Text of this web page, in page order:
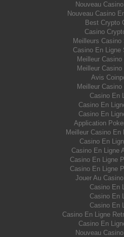
Nouveau
Nouveau Casino
Best Crypto
Casino
Meilleurs Casino
Casino En Ligne
Meilleur
Meilleur
Avis
Meilleur
Casino En
Casino En
Casino En
Application
Meilleur Casino En
Casino En
Casino En Ligne
Casino En Ligne
Casino En Ligne
Jouer Au
Casino En
Casino En
Casino En
Casino En Ligne
Casino En
Nouveau